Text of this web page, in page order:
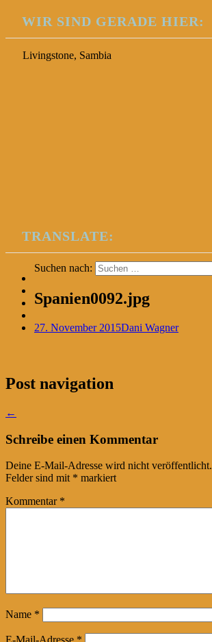
WIR SIND GERADE HIER:
Livingstone, Sambia
TRANSLATE:
Suchen nach:
Spanien0092.jpg
27. November 2015Dani Wagner
Post navigation
←
Schreibe einen Kommentar
Deine E-Mail-Adresse wird nicht veröffentlicht.
Felder sind mit * markiert
Kommentar *
Name *